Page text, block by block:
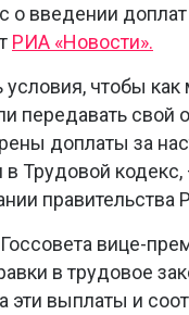
о введении
РИА «Новости».
чтобы
передавать свой
доплаты за
в Трудовой
правительства
вице-
в трудовое
эти выплаты и